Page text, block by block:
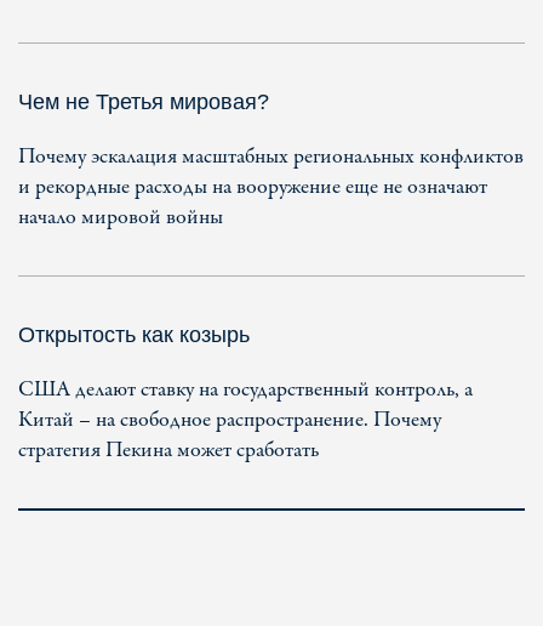
Чем не Третья мировая?
Почему эскалация масштабных региональных конфликтов
и рекордные расходы на вооружение еще не означают
начало мировой войны
Открытость как козырь
США делают ставку на государственный контроль, а
Китай – на свободное распространение. Почему
стратегия Пекина может сработать